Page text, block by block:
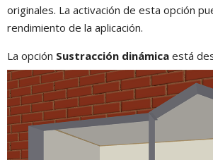
originales. La activación de esta opción
rendimiento de la aplicación.
La opción Sustracción dinámica está